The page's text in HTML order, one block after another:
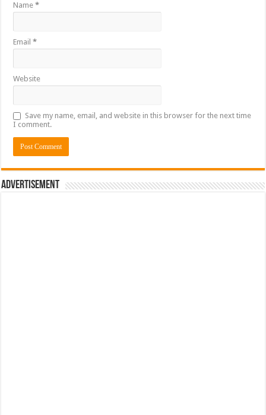
Name*
Email*
Website
Save my name, email, and website in this browser for the next time
I comment.
Advertisement